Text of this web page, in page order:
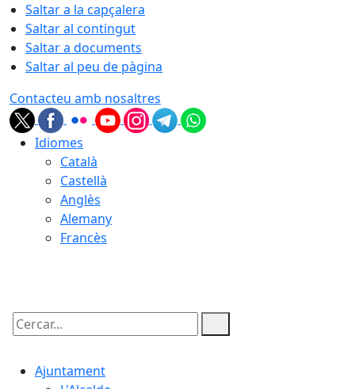
Saltar a la capçalera
Saltar al contingut
Saltar a documents
Saltar al peu de pàgina
Contacteu amb nosaltres
Idiomes
Català
Castellà
Anglès
Alemany
Francès
Cercar:
Ajuntament